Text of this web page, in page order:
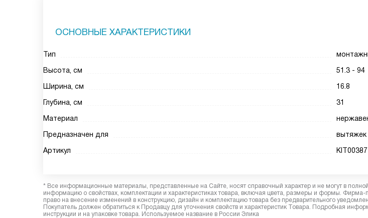
ОСНОВНЫЕ ХАРАКТЕРИСТИКИ
Тип
Высота, см
51.3 - 94
Ширина, см
16.8
Глубина, см
31
Материал
Предназначен для
вытяжек
Артикул
* Все информационные материалы, представленные на Сайте, носят справочный характер и не могут в
информацию о свойствах, комплектации и характеристиках товара, включая цвета, размеры и формы. Фирма-
право на внесение изменений в конструкцию, дизайн и комплектацию товара без предварительного
Покупатель должен обратиться к Продавцу для уточнения свойств и характеристик Товара. Подробная
инструкции и на упаковке товара. Используемое название в России Элика